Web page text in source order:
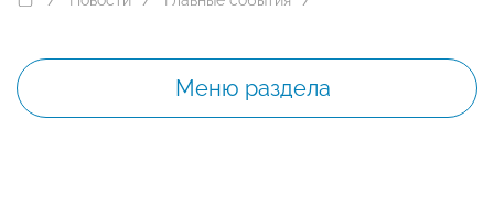
Меню раздела